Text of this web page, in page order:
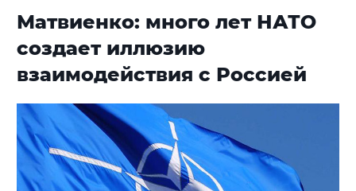
Матвиенко: много лет НАТО
создает иллюзию
взаимодействия с Россией